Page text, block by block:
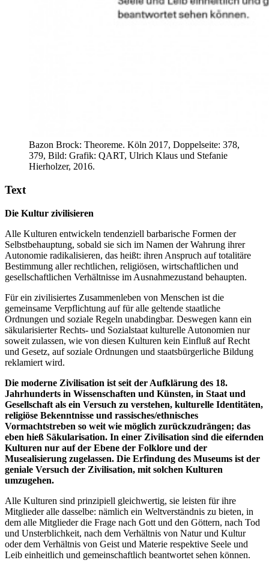
Bazon Brock: Theoreme. Köln 2017, Doppelseite: 378,
379, Bild: Grafik: QART, Ulrich Klaus und Stefanie
Hierholzer, 2016.
Text
Die Kultur zivilisieren
Alle Kulturen entwickeln tendenziell barbarische Formen der
Selbstbehauptung, sobald sie sich im Namen der Wahrung ihrer
Autonomie radikalisieren, das heißt: ihren Anspruch auf totalitäre
Bestimmung aller rechtlichen, religiösen, wirtschaftlichen und
gesellschaftlichen Verhältnisse im Ausnahmezustand behaupten.
Für ein zivilisiertes Zusammenleben von Menschen ist die
gemeinsame Verpflichtung auf für alle geltende staatliche
Ordnungen und soziale Regeln unabdingbar. Deswegen kann ein
säkularisierter Rechts- und Sozialstaat kulturelle Autonomien nur
soweit zulassen, wie von diesen Kulturen kein Einfluß auf Recht
und Gesetz, auf soziale Ordnungen und staatsbürgerliche Bildung
reklamiert wird.
Die moderne Zivilisation ist seit der Aufklärung des 18.
Jahrhunderts in Wissenschaften und Künsten, in Staat und
Gesellschaft als ein Versuch zu verstehen, kulturelle Identitäten,
religiöse Bekenntnisse und rassisches/ethnisches
Vormachtstreben so weit wie möglich zurückzudrängen; das
eben hieß Säkularisation. In einer Zivilisation sind die eifernden
Kulturen nur auf der Ebene der Folklore und der
Musealisierung zugelassen. Die Erfindung des Museums ist der
geniale Versuch der Zivilisation, mit solchen Kulturen
umzugehen.
Alle Kulturen sind prinzipiell gleichwertig, sie leisten für ihre
Mitglieder alle dasselbe: nämlich ein Weltverständnis zu bieten, in
dem alle Mitglieder die Frage nach Gott und den Göttern, nach Tod
und Unsterblichkeit, nach dem Verhältnis von Natur und Kultur
oder dem Verhältnis von Geist und Materie respektive Seele und
Leib einheitlich und gemeinschaftlich beantwortet sehen können.